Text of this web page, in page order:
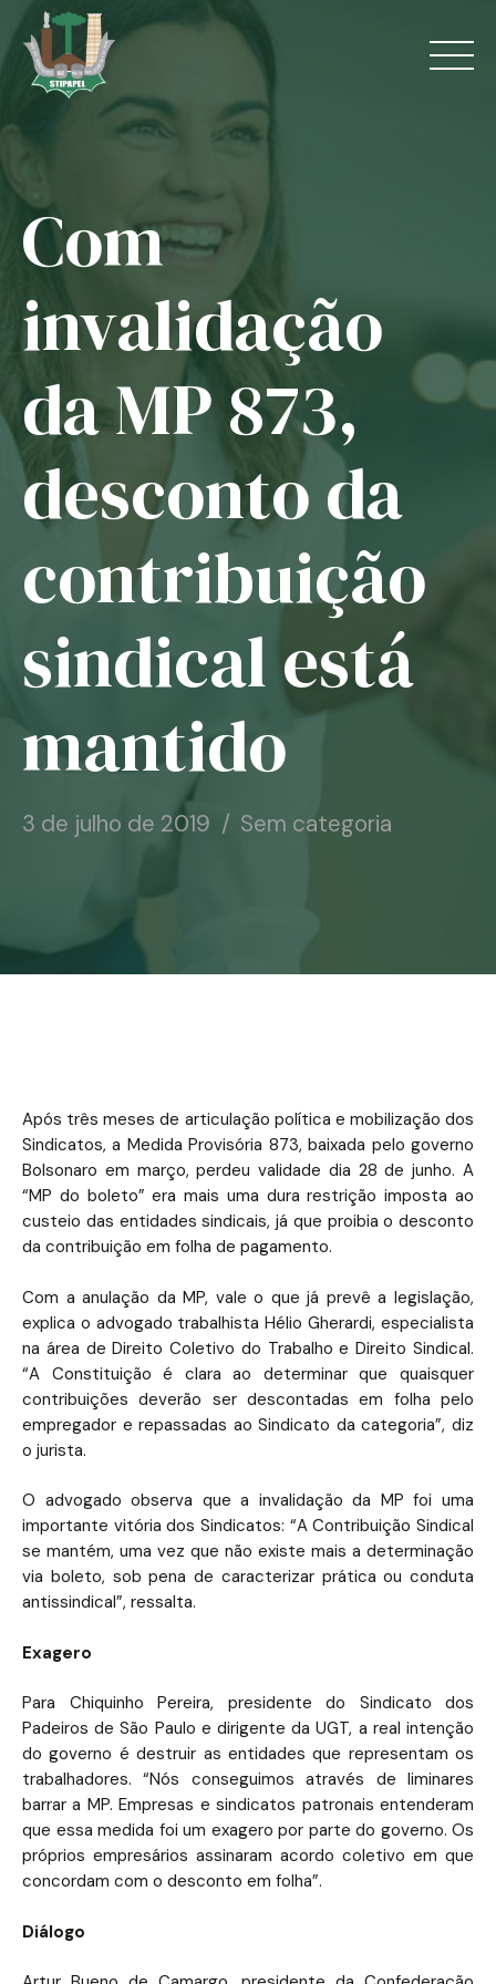
to
content
Home
Jurídico
Convênios
Notícias
Associe-se
Com
invalidação
da MP 873,
desconto da
contribuição
sindical está
mantido
3 de julho de 2019 Sem categoria
Após três meses de articulação política e mobilização dos
Sindicatos, a Medida Provisória 873, baixada pelo governo
Bolsonaro em março, perdeu validade dia 28 de junho. A
“MP do boleto” era mais uma dura restrição imposta ao
custeio das entidades sindicais, já que proibia o desconto
da contribuição em folha de pagamento.
Com a anulação da MP, vale o que já prevê a legislação,
explica o advogado trabalhista Hélio Gherardi, especialista
na área de Direito Coletivo do Trabalho e Direito Sindical.
“A Constituição é clara ao determinar que quaisquer
contribuições deverão ser descontadas em folha pelo
empregador e repassadas ao Sindicato da categoria”, diz
o jurista.
O advogado observa que a invalidação da MP foi uma
importante vitória dos Sindicatos: “A Contribuição Sindical
se mantém, uma vez que não existe mais a determinação
via boleto, sob pena de caracterizar prática ou conduta
antissindical”, ressalta.
Exagero
Para Chiquinho Pereira, presidente do Sindicato dos
Padeiros de São Paulo e dirigente da UGT, a real intenção
do governo é destruir as entidades que representam os
trabalhadores. “Nós conseguimos através de liminares
barrar a MP. Empresas e sindicatos patronais entenderam
que essa medida foi um exagero por parte do governo. Os
próprios empresários assinaram acordo coletivo em que
concordam com o desconto em folha”.
Diálogo